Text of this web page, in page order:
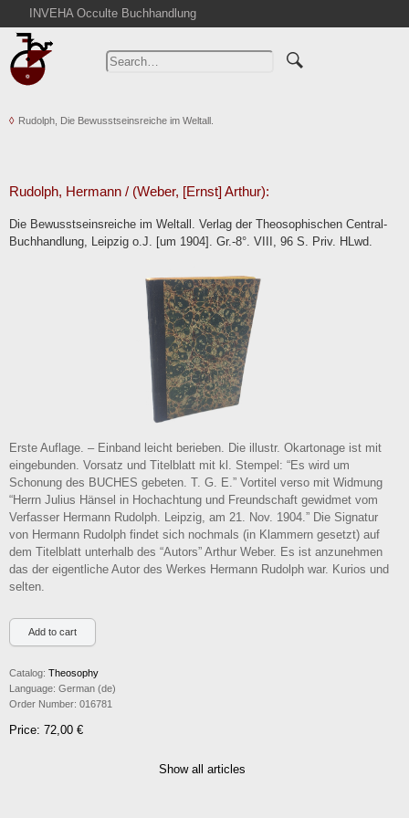
INVEHA Occulte Buchhandlung
Home
Advanced Search
Cart
Contact
Rudolph, Die Bewusstseinsreiche im Weltall.
Rudolph, Hermann / (Weber, [Ernst] Arthur):
Die Bewusstseinsreiche im Weltall. Verlag der Theosophischen Central-
Buchhandlung, Leipzig o.J. [um 1904]. Gr.-8°. VIII, 96 S. Priv. HLwd.
Erste Auflage. – Einband leicht berieben. Die illustr. Okartonage ist mit
eingebunden. Vorsatz und Titelblatt mit kl. Stempel: “Es wird um
Schonung des BUCHES gebeten. T. G. E.” Vortitel verso mit Widmung
“Herrn Julius Hänsel in Hochachtung und Freundschaft gewidmet vom
Verfasser Hermann Rudolph. Leipzig, am 21. Nov. 1904.” Die Signatur
von Hermann Rudolph findet sich nochmals (in Klammern gesetzt) auf
dem Titelblatt unterhalb des “Autors” Arthur Weber. Es ist anzunehmen
das der eigentliche Autor des Werkes Hermann Rudolph war. Kurios und
selten.
Catalog: Theosophy
Language: German (de)
Order Number: 016781
Price: 72,00 €
Show all articles